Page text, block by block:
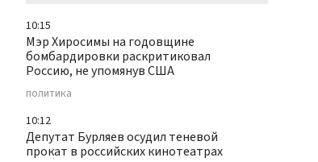
10:15
Мэр Хиросимы на годовщине
бомбардировки раскритиковал
Россию, не упомянув США
политика
10:12
Депутат Бурляев осудил теневой
прокат в российских кинотеатрах